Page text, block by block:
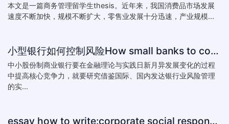
本文是一篇商务管理留学生thesis。近年来，我国消费品市场发展
速度不断加快，规模不断扩大，零售业发展十分迅速，产业规模...
小型银行如何控制风险How small banks to control risk
中小股份制商业银行要在金融理论与实践日新月异发展变化的过程
中提高核心竞争力，就要研究借鉴国际、国内发达银行业风险管理
的实...
essay how to write:corporate social responsibility practice